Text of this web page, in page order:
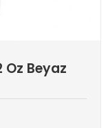
Oz Beyaz